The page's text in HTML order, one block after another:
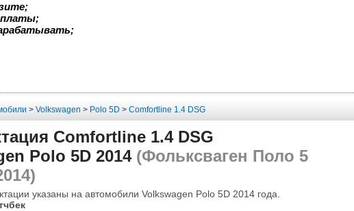
> Volkswagen > Polo 5D > Comfortline 1.4 DSG
Comfortline 1.4 DSG
Polo 5D 2014(Фольксваген Поло 5
указаны на автомобили Volkswagen Polo 5D 2014 года.